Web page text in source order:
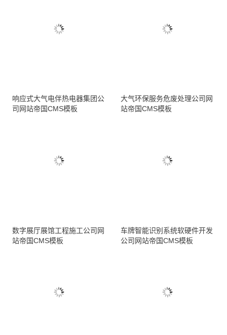
响应式大气电伴热电器集团公
司网站帝国CMS模板
大气环保服务危废处理公司网
站帝国CMS模板
数字展厅展馆工程施工公司网
站帝国CMS模板
车牌智能识别系统软硬件开发
公司网站帝国CMS模板